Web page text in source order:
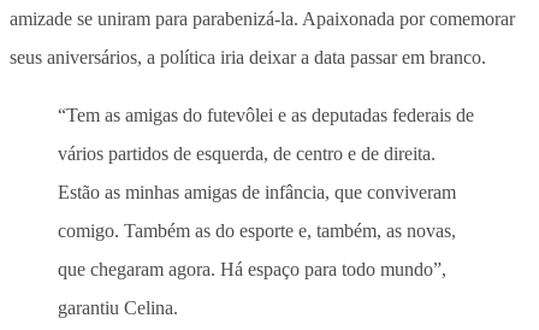
amizade se uniram para parabenizá-la. Apaixonada por comemorar
seus aniversários, a política iria deixar a data passar em branco.
“Tem as amigas do futevôlei e as deputadas federais de
vários partidos de esquerda, de centro e de direita.
Estão as minhas amigas de infância, que conviveram
comigo. Também as do esporte e, também, as novas,
que chegaram agora. Há espaço para todo mundo”,
garantiu Celina.